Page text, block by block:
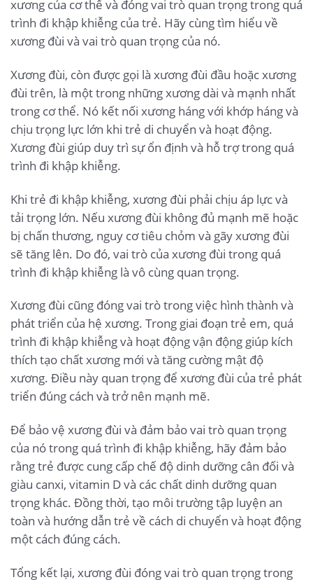
xương của cơ thể và đóng vai trò quan trọng trong quá
trình đi khập khiễng của trẻ. Hãy cùng tìm hiểu về
xương đùi và vai trò quan trọng của nó.
Xương đùi, còn được gọi là xương đùi đầu hoặc xương
đùi trên, là một trong những xương dài và mạnh nhất
trong cơ thể. Nó kết nối xương háng với khớp háng và
chịu trọng lực lớn khi trẻ di chuyển và hoạt động.
Xương đùi giúp duy trì sự ổn định và hỗ trợ trong quá
trình đi khập khiễng.
Khi trẻ đi khập khiễng, xương đùi phải chịu áp lực và
tải trọng lớn. Nếu xương đùi không đủ mạnh mẽ hoặc
bị chấn thương, nguy cơ tiêu chỏm và gãy xương đùi
sẽ tăng lên. Do đó, vai trò của xương đùi trong quá
trình đi khập khiễng là vô cùng quan trọng.
Xương đùi cũng đóng vai trò trong việc hình thành và
phát triển của hệ xương. Trong giai đoạn trẻ em, quá
trình đi khập khiễng và hoạt động vận động giúp kích
thích tạo chất xương mới và tăng cường mật độ
xương. Điều này quan trọng để xương đùi của trẻ phát
triển đúng cách và trở nên mạnh mẽ.
Để bảo vệ xương đùi và đảm bảo vai trò quan trọng
của nó trong quá trình đi khập khiễng, hãy đảm bảo
rằng trẻ được cung cấp chế độ dinh dưỡng cân đối và
giàu canxi, vitamin D và các chất dinh dưỡng quan
trọng khác. Đồng thời, tạo môi trường tập luyện an
toàn và hướng dẫn trẻ về cách di chuyển và hoạt động
một cách đúng cách.
Tổng kết lại, xương đùi đóng vai trò quan trọng trong